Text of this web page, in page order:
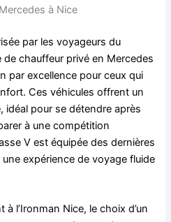
à Nice
par les voyageurs du
chauffeur privé en Mercedes
par excellence pour ceux qui
Ces véhicules offrent un
idéal pour se détendre après
à une compétition
V est équipée des dernières
expérience de voyage fluide
l’Ironman Nice, le choix d’un